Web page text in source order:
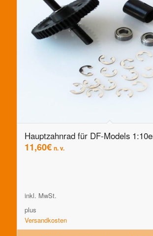
Hauptzahnrad für DF-Models
11,60€ n. v.
inkl. MwSt.
plus
Versandkosten